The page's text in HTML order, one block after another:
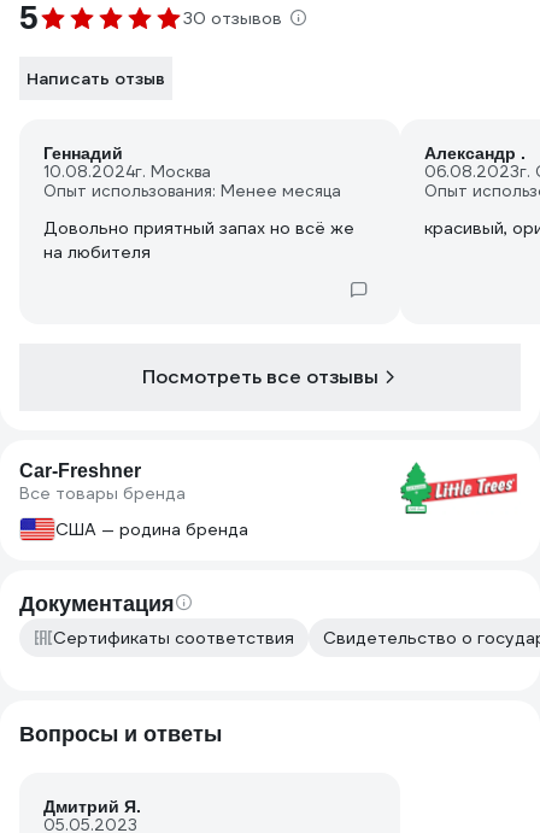
5 30 отзывов
Написать отзыв
Геннадий
10.08.2024г. Москва
Опыт использования: Менее месяца
Довольно приятный запах но всё же
на любителя
Александр .
06.08.2023г.
Опыт
красивый,
Посмотреть все отзывы
Car-Freshner
Все товары бренда
США — родина бренда
Документация
Сертификаты соответствия Свидетельство о
Вопросы и ответы
Дмитрий Я.
05.05.2023